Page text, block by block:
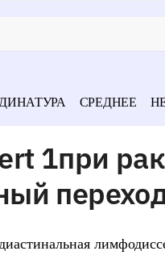
СРЕДНЕЕ
1при